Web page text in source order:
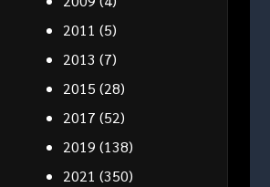
2011 (5)
2013 (7)
2015 (28)
2017 (52)
2019 (138)
2021 (350)